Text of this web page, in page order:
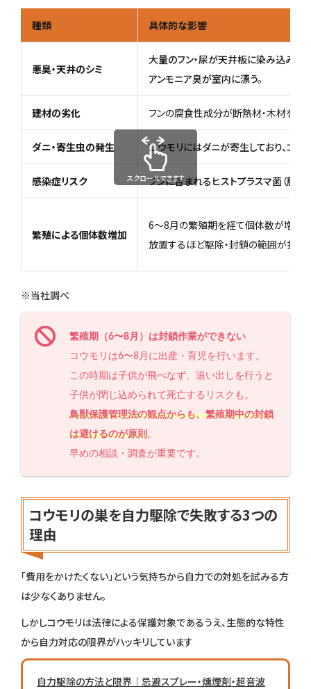
種類 具体的な影響
悪臭・天井のシミ
大量のフン・尿が天井板に染み込み、変
アンモニア臭が室内に漂う。
建材の劣化 フンの腐食性成分が断熱材・木材を傷
ダニ・寄生虫の発生 コウモリにはダニが寄生しており、コ
感染症リスク フンに含まれるヒストプラスマ菌（肺ヒ
繁殖による個体数増加
6〜8月の繁殖期を経て個体数が増加。
放置するほど駆除・封鎖の範囲が拡大。
スクロールできます
※当社調べ
繁殖期（6〜8月）は封鎖作業ができない
コウモリは6〜8月に出産・育児を行います。
この時期は子供が飛べなず、追い出しを行うと
子供が閉じ込められて死亡するリスクも。
鳥獣保護管理法の観点からも、繁殖期中の封鎖
は避けるのが原則
早めの相談・調査が重要です。
コウモリの巣を自力駆除で失敗する3つの
理由
「費用をかけたくない」という気持ちから自力での対処を試みる方
は少なくありません。
しかしコウモリは法律による保護対象であるうえ、生態的な特性
から自力対応の限界がハッキリしています
自力駆除の方法と限界｜忌避スプレー・燻煙剤・超音波